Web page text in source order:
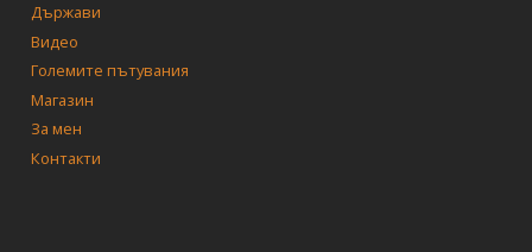
Държави
Видео
Големите пътувания
Магазин
За мен
Контакти